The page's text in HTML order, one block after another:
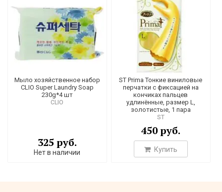
Мыло хозяйственное набор
CLIO Super Laundry Soap
230g*4 шт
CLIO
325 руб.
Нет в наличии
ST Prima Тонкие виниловые
перчатки с фиксацией на
кончиках пальцев
удлинённые, размер L,
золотистые, 1 пара
ST
450 руб.
Купить